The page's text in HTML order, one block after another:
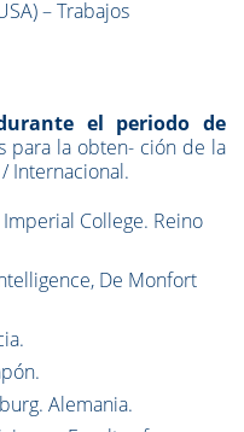
– Trabajos
el periodo de
para la obten- ción de la
Internacional.
College. Reino
De Monfort
Alemania.